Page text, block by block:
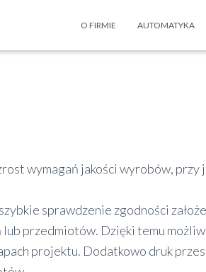
O FIRMIE AUTOMATYKA
wymagań jakości wyrobów, przy
sprawdzenie zgodności
przedmiotów. Dzięki temu
projektu. Dodatkowo druk